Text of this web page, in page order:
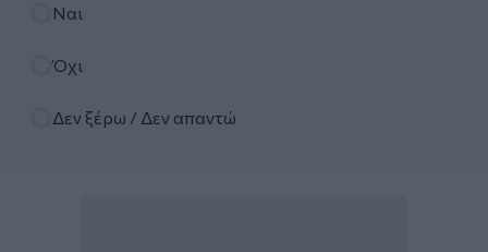
Ναι
Όχι
Δεν ξέρω / Δεν απαντώ